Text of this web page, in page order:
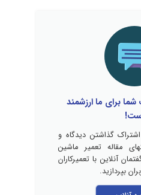
برای ما ارزشمند
گذاشتن دیدگاه و
مقاله تعمیر ماشین
آنلاین با تعمیرکاران
بپردازید.